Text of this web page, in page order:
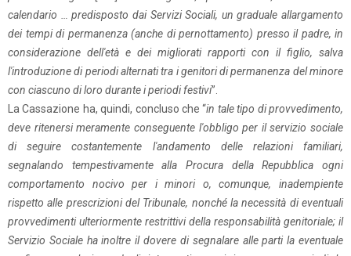
calendario … predisposto dai Servizi Sociali, un graduale allargamento
dei tempi di permanenza (anche di pernottamento) presso il padre, in
considerazione dell'età e dei migliorati rapporti con il figlio, salva
l'introduzione di periodi alternati tra i genitori di permanenza del minore
con ciascuno di loro durante i periodi festivi”.
La Cassazione ha, quindi, concluso che “in tale tipo di provvedimento,
deve ritenersi meramente conseguente l'obbligo per il servizio sociale
di seguire costantemente l'andamento delle relazioni familiari,
segnalando tempestivamente alla Procura della Repubblica ogni
comportamento nocivo per i minori o, comunque, inadempiente
rispetto alle prescrizioni del Tribunale, nonché la necessità di eventuali
provvedimenti ulteriormente restrittivi della responsabilità genitoriale; il
Servizio Sociale ha inoltre il dovere di segnalare alle parti la eventuale